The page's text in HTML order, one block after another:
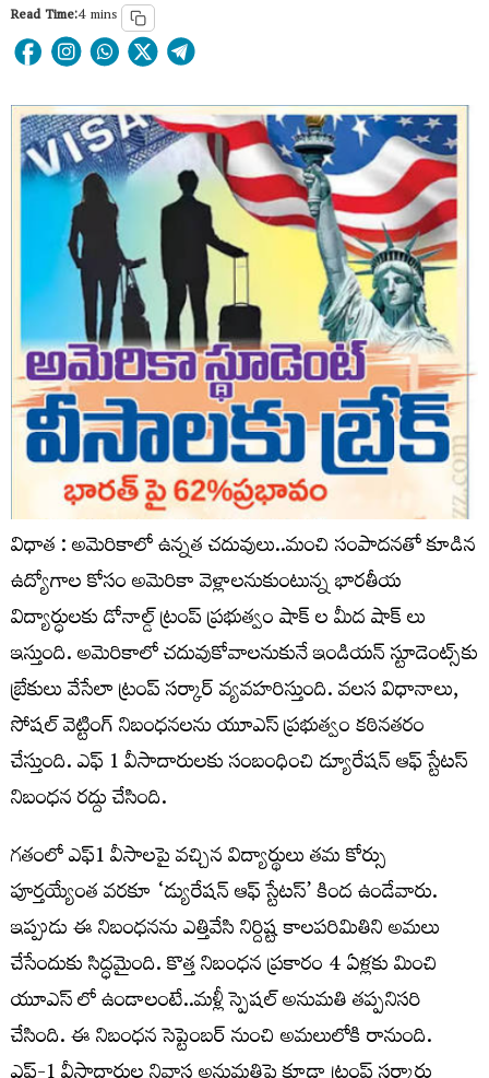
Read Time:4 mins
విధాత : అమెరికాలో ఉన్నత చదువులు..మంచి సంపాదనతో కూడిన
ఉద్యోగాల కోసం అమెరికా వెళ్లాలనుకుంటున్న భారతీయ
విద్యార్ధులకు డోనాల్డ్ ట్రంప్ ప్రభుత్వం షాక్ ల మీద షాక్ లు
ఇస్తుంది. అమెరికాలో చదువుకోవాలనుకునే ఇండియన్ స్టూడెంట్స్‌కు
బ్రేకులు వేసేలా ట్రంప్ సర్కార్ వ్యవహరిస్తుంది. వలస విధానాలు,
సోషల్ వెట్టింగ్ నిబంధనలను యూఎస్ ప్రభుత్వం కఠినతరం
చేస్తుంది. ఎఫ్ 1 వీసాదారులకు సంబంధించి డ్యూరేషన్ ఆఫ్ స్టేటస్
నిబంధన రద్దు చేసింది.
గతంలో ఎఫ్‌1 వీసాలపై వచ్చిన విద్యార్థులు తమ కోర్సు
పూర్తయ్యేంత వరకూ ‘డ్యురేషన్‌ ఆఫ్‌ స్టేటస్‌’ కింద ఉండేవారు.
ఇప్పుడు ఈ నిబంధనను ఎత్తివేసి నిర్దిష్ట కాలపరిమితిని అమలు
చేసేందుకు సిద్ధమైంది. కొత్త నిబంధన ప్రకారం 4 ఏళ్లకు మించి
యూఎస్ లో ఉండాలంటే..మళ్లీ స్పెషల్ అనుమతి తప్పనిసరి
చేసింది. ఈ నిబంధన సెప్టెంబర్ నుంచి అమలులోకి రానుంది.